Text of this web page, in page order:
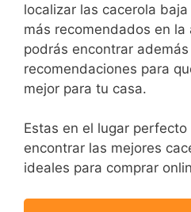
localizar las cacerola
más recomendados en
podrás encontrar
recomendaciones para
mejor para tu casa.
Estas en el lugar
encontrar las mejores
ideales para comprar